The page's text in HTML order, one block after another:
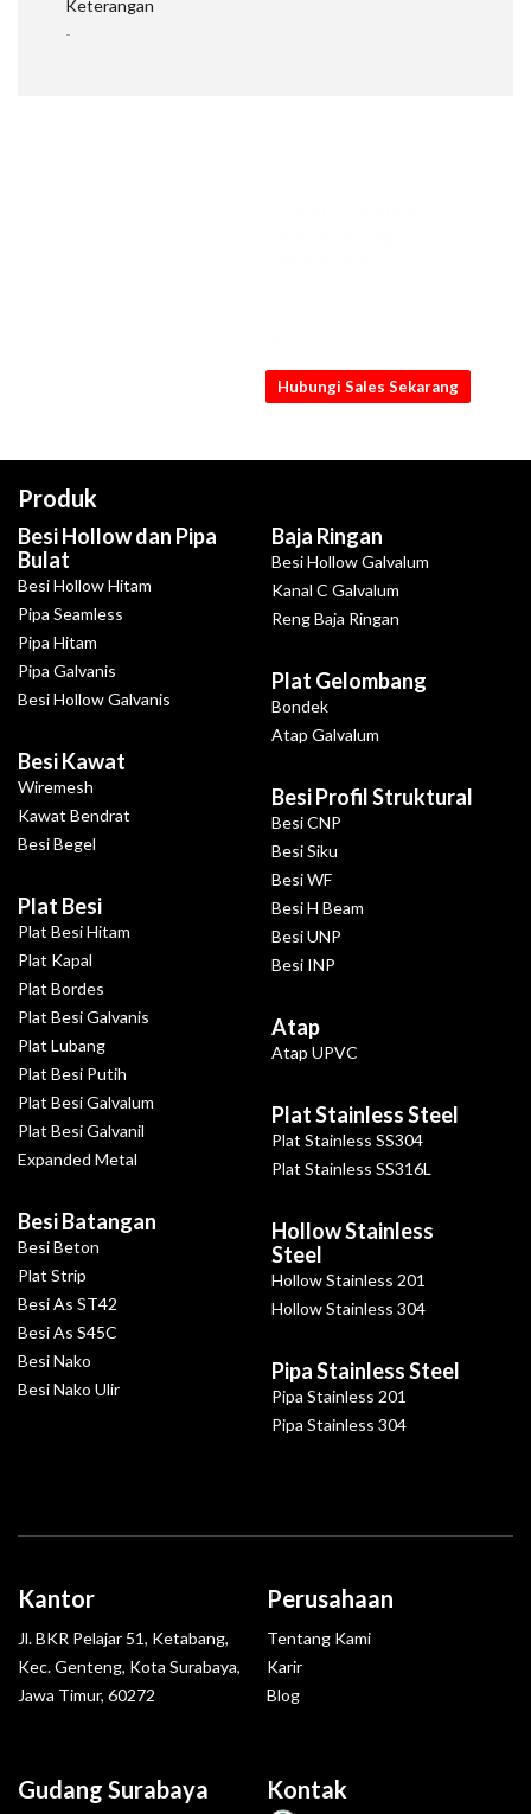
Keterangan
-
Hubungi Sales Sekarang
Produk
Besi Hollow dan Pipa
Bulat
Besi Hollow Hitam
Pipa Seamless
Pipa Hitam
Pipa Galvanis
Besi Hollow Galvanis
Besi Kawat
Wiremesh
Kawat Bendrat
Besi Begel
Plat Besi
Plat Besi Hitam
Plat Kapal
Plat Bordes
Plat Besi Galvanis
Plat Lubang
Plat Besi Putih
Plat Besi Galvalum
Plat Besi Galvanil
Expanded Metal
Besi Batangan
Besi Beton
Plat Strip
Besi As ST42
Besi As S45C
Besi Nako
Besi Nako Ulir
Baja Ringan
Besi Hollow Galvalum
Kanal C Galvalum
Reng Baja Ringan
Plat Gelombang
Bondek
Atap Galvalum
Besi Profil Struktural
Besi CNP
Besi Siku
Besi WF
Besi H Beam
Besi UNP
Besi INP
Atap
Atap UPVC
Plat Stainless Steel
Plat Stainless SS304
Plat Stainless SS316L
Hollow Stainless
Steel
Hollow Stainless 201
Hollow Stainless 304
Pipa Stainless Steel
Pipa Stainless 201
Pipa Stainless 304
Gudang Surabaya
Kantor
Jl. BKR Pelajar 51, Ketabang,
Kec. Genteng, Kota Surabaya,
Jawa Timur, 60272
Kontak
Perusahaan
Tentang Kami
Karir
Blog